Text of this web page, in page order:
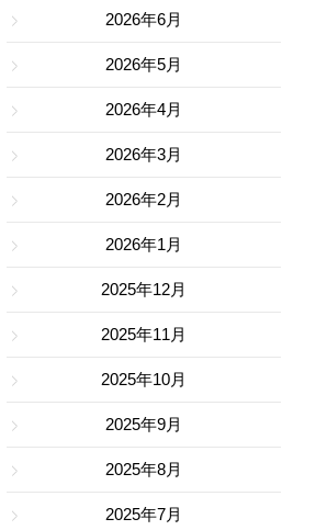
2026年6月
2026年5月
2026年4月
2026年3月
2026年2月
2026年1月
2025年12月
2025年11月
2025年10月
2025年9月
2025年8月
2025年7月